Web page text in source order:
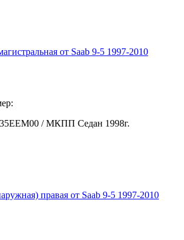
от Saab 9-5 1997-2010
/ МКПП Седан 1998г.
правая от Saab 9-5 1997-2010